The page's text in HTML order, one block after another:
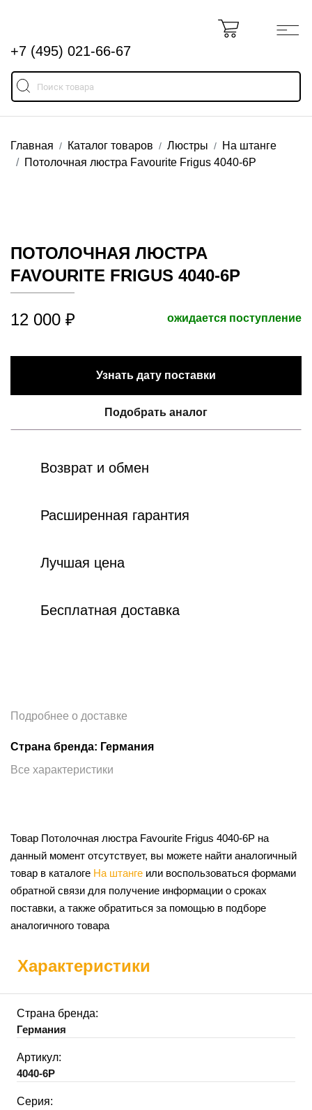
+7 (495) 021-66-67
Главная Каталог товаров Люстры
На штанге
Потолочная люстра Favourite Frigus 4040-6P
ПОТОЛОЧНАЯ ЛЮСТРА
FAVOURITE FRIGUS 4040-6P
12 000 ₽ ожидается поступление
Узнать дату поставки
Подобрать аналог
Возврат и обмен
Расширенная гарантия
Лучшая цена
Бесплатная доставка
Подробнее о доставке
Страна бренда: Германия
Все характеристики
Товар Потолочная люстра Favourite Frigus 4040-6P на
данный момент отсутствует, вы можете найти аналогичный
товар в каталоге На штанге или воспользоваться формами
обратной связи для получение информации о сроках
поставки, а также обратиться за помощью в подборе
аналогичного товара
Характеристики
Страна бренда:
Германия
Артикул:
4040-6P
Серия: